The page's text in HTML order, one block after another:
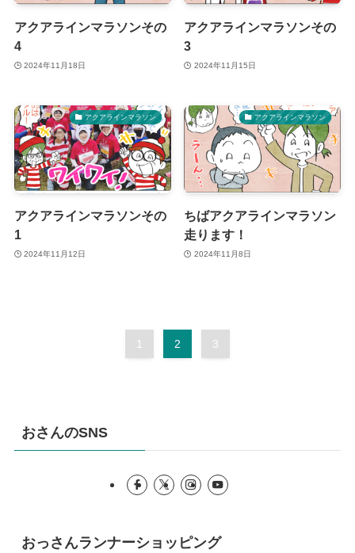
アクアラインマラソンその
4
2024年11月18日
アクアラインマラソンその
3
2024年11月15日
アクアラインマラソン
アクアラインマラソンその
1
2024年11月12日
アクアラインマラソン
ちばアクアラインマラソン
走ります！
2024年11月8日
1 2 3
おさんのSNS
おっさんランナーショッピング